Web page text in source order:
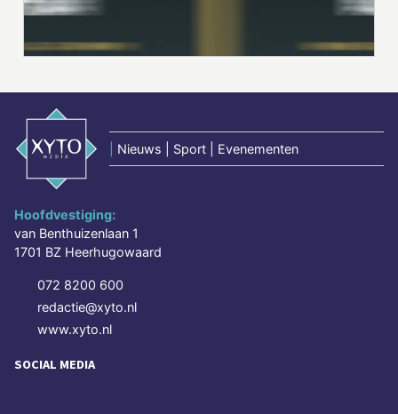
Nieuws | Sport | Evenementen
Hoofdvestiging:
van Benthuizenlaan 1
1701 BZ Heerhugowaard
072 8200 600
redactie@xyto.nl
www.xyto.nl
SOCIAL MEDIA